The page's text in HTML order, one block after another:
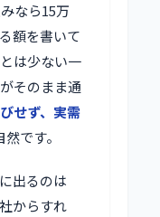
なら15万
額を書いて
は少ない一
そのまま通
せず、実需
です。
出るのは
からすれ